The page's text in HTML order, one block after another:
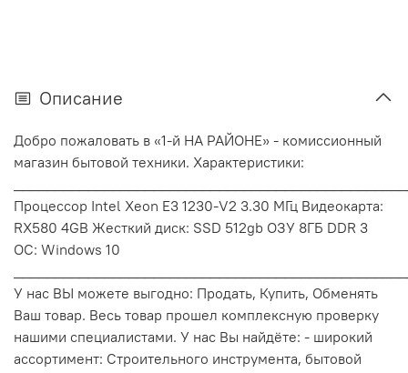
Описание
Добро пожаловать в «1-й НА РАЙОНЕ» - комиссионный
магазин бытовой техники. Характеристики:
Процессор Intel Xeon E3 1230-V2 3.30 МГц Видеокарта:
RX580 4GB Жесткий диск: SSD 512gb ОЗУ 8ГБ DDR 3
ОС: Windows 10
У нас ВЫ можете выгодно: Продать, Купить, Обменять
Ваш товар. Весь товар прошел комплексную проверку
нашими специалистами. У нас Вы найдёте: - широкий
ассортимент: Строительного инструмента, бытовой